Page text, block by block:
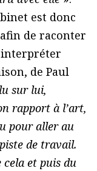
est donc
de raconter
de Paul
sur lui,
rapport à l’art,
pour aller au
de travail.
cela et puis du